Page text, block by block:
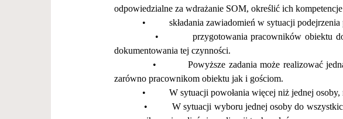
odpowiedzialne za wdrażanie SOM, określić ich
• składania zawiadomień w sytuacji podejrzenia
• przygotowania pracowników obiektu
dokumentowania tej czynności.
• Powyższe zadania może realizować
zarówno pracownikom obiektu jak i gościom.
• W sytuacji powołania więcej niż jednej osoby,
• W sytuacji wyboru jednej osoby do